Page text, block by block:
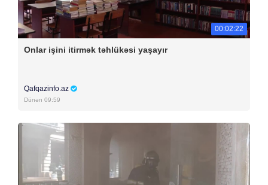
00:02:22
Onlar işini itirmək təhlükəsi yaşayır
Qafqazinfo.az
Dünən 09:59